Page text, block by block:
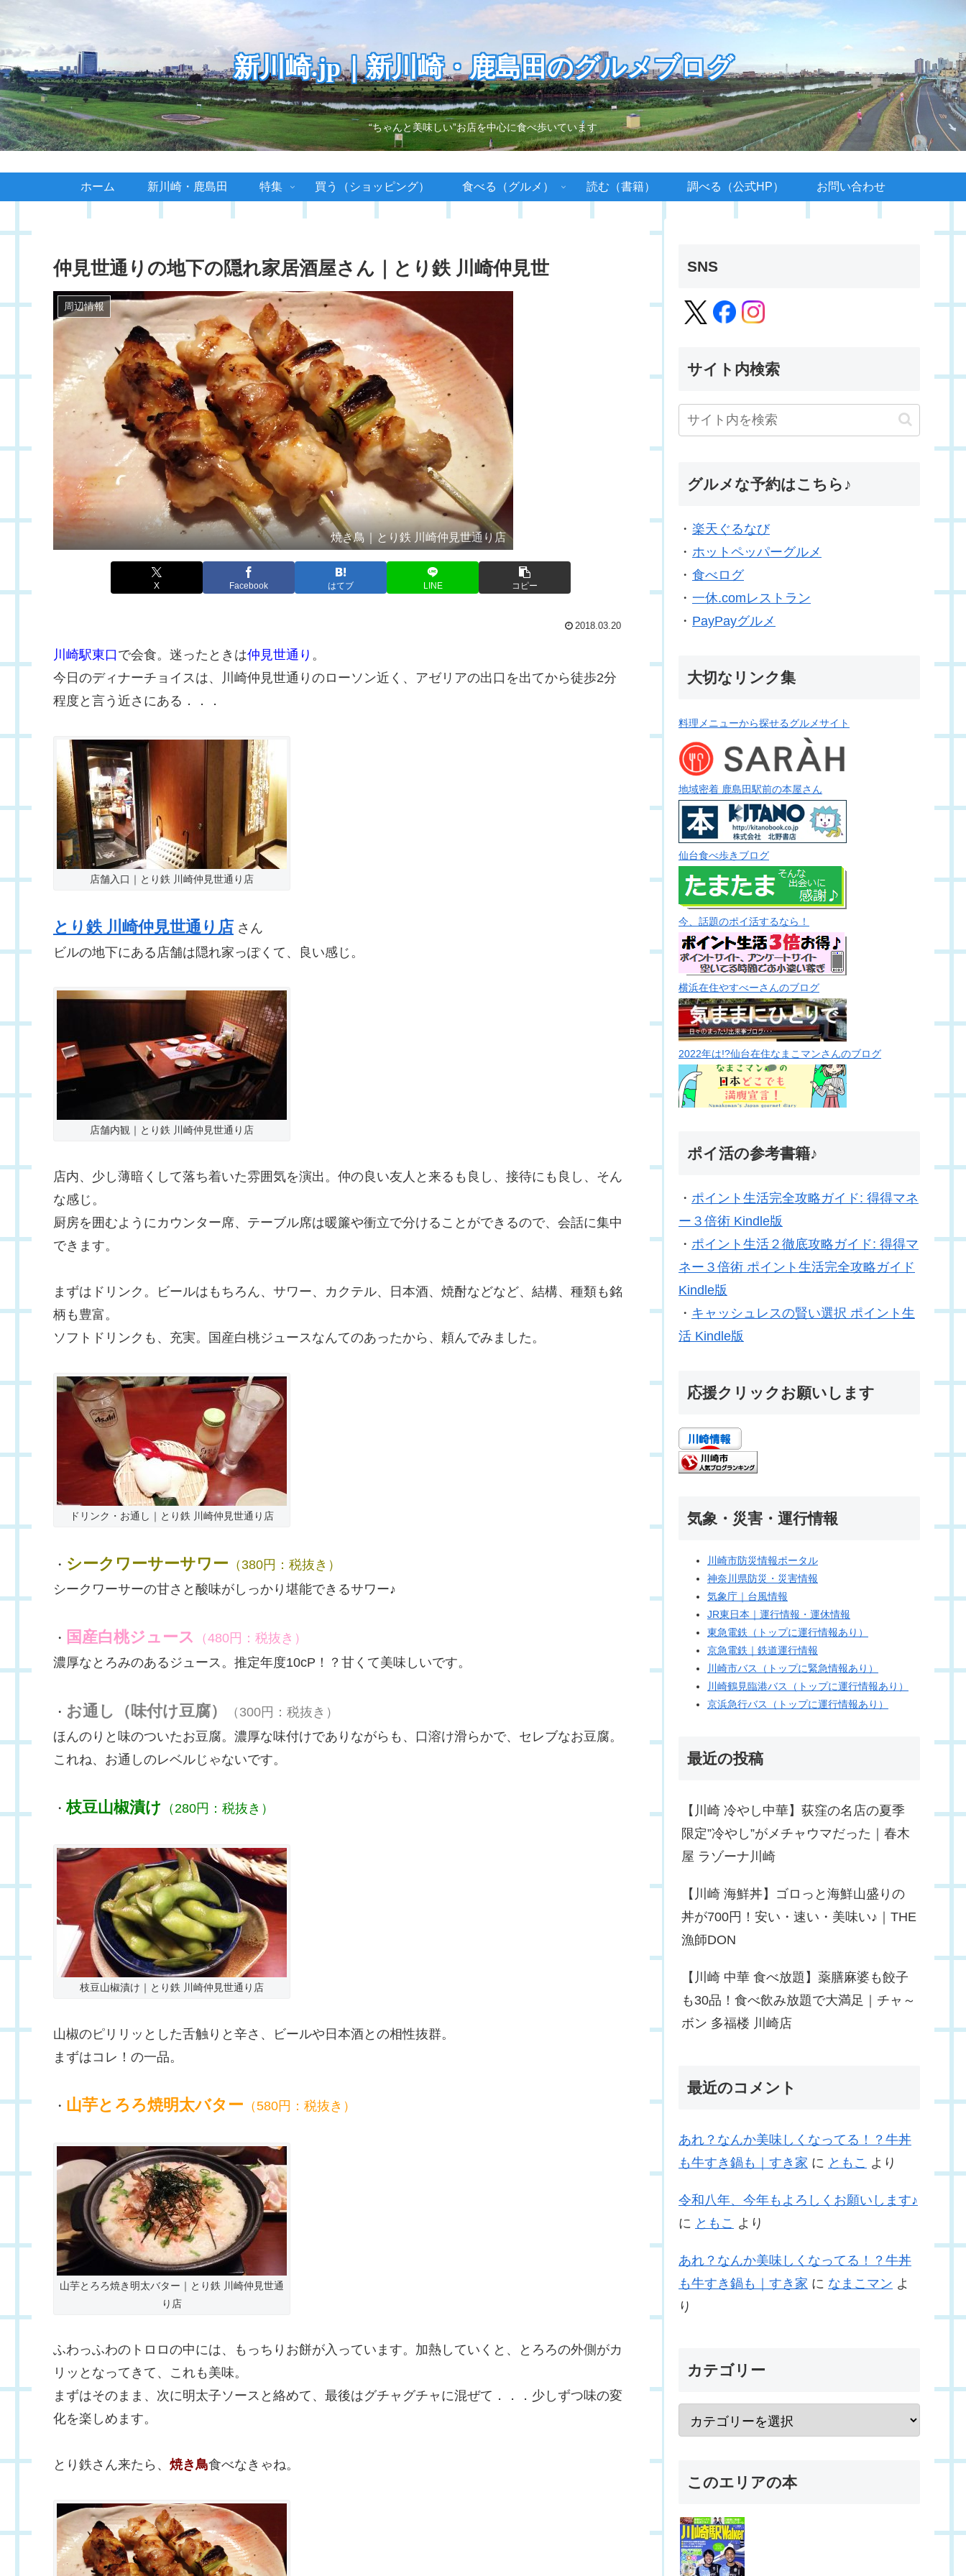
新川崎.jp｜新川崎・鹿島田のグルメブログ
“ちゃんと美味しい”お店を中心に食べ歩いています
ホーム 新川崎・鹿島田 特集 買う（ショッピング） 食べる（グルメ） 読む（書籍） 調べる（公式HP） お問い合わせ
仲見世通りの地下の隠れ家居酒屋さん｜とり鉄 川崎仲見世
周辺情報
焼き鳥｜とり鉄 川崎仲見世通り店
X Facebook はてブ LINE コピー
2018.03.20
川崎駅東口 で会食。迷ったときは仲見世通り 。
今日のディナーチョイスは、川崎仲見世通りのローソン近く、アゼリアの出口を出てから徒歩2分
程度と言う近さにある．．．
店舗入口｜とり鉄 川崎仲見世通り店
とり鉄 川崎仲見世通り店 さん
ビルの地下にある店舗は隠れ家っぽくて、良い感じ。
店舗内観｜とり鉄 川崎仲見世通り店
店内、少し薄暗くして落ち着いた雰囲気を演出。仲の良い友人と来るも良し、接待にも良し、そん
な感じ。
厨房を囲むようにカウンター席、テーブル席は暖簾や衝立で分けることができるので、会話に集中
できます。
まずはドリンク。ビールはもちろん、サワー、カクテル、日本酒、焼酎などなど、結構、種類も銘
柄も豊富。
ソフトドリンクも、充実。国産白桃ジュースなんてのあったから、頼んでみました。
ドリンク・お通し｜とり鉄 川崎仲見世通り店
・ シークワーサーサワー （380円：税抜き）
シークワーサーの甘さと酸味がしっかり堪能できるサワー♪
・ 国産白桃ジュース
（480円：税抜き）
濃厚なとろみのあるジュース。推定年度10cP！？甘くて美味しいです。
・ お通し（味付け豆腐）
（300円：税抜き）
ほんのりと味のついたお豆腐。濃厚な味付けでありながらも、口溶け滑らかで、セレブなお豆腐。
これね、お通しのレベルじゃないです。
・枝豆山椒漬け （280円：税抜き）
枝豆山椒漬け｜とり鉄 川崎仲見世通り店
山椒のピリリッとした舌触りと辛さ、ビールや日本酒との相性抜群。
まずはコレ！の一品。
・ 山芋とろろ焼明太バター （580円：税抜き）
山芋とろろ焼き明太バター｜とり鉄 川崎仲見世通
り店
ふわっふわのトロロの中には、もっちりお餅が入っています。加熱していくと、とろろの外側がカ
リッとなってきて、これも美味。
まずはそのまま、次に明太子ソースと絡めて、最後はグチャグチャに混ぜて．．．少しずつ味の変
化を楽しめます。
とり鉄さん来たら、 焼き鳥食べなきゃね。
SNS
サイト内検索
グルメな予約はこちら♪
・ 楽天ぐるなび
・ ホットペッパーグルメ
・ 食べログ
・ 一休.comレストラン
・ PayPayグルメ
大切なリンク集
料理メニューから探せるグルメサイト
地域密着 鹿島田駅前の本屋さん
仙台食べ歩きブログ
今、話題のポイ活するなら！
横浜在住やすべーさんのブログ
2022年は!?仙台在住なまこマンさんのブログ
ポイ活の参考書籍♪
・ ポイント生活完全攻略ガイド: 得得マネ
ー３倍術 Kindle版
・ ポイント生活２徹底攻略ガイド: 得得マ
ネー３倍術 ポイント生活完全攻略ガイド
Kindle版
・ キャッシュレスの賢い選択 ポイント生
活 Kindle版
応援クリックお願いします
気象・災害・運行情報
川崎市防災情報ポータル
神奈川県防災・災害情報
気象庁｜台風情報
JR東日本｜運行情報・運休情報
東急電鉄（トップに運行情報あり）
京急電鉄｜鉄道運行情報
川崎市バス（トップに緊急情報あり）
川崎鶴見臨港バス（トップに運行情報あり）
京浜急行バス（トップに運行情報あり）
最近の投稿
【川崎 冷やし中華】荻窪の名店の夏季
限定”冷やし”がメチャウマだった｜春木
屋 ラゾーナ川崎
【川崎 海鮮丼】ゴロっと海鮮山盛りの
丼が700円！安い・速い・美味い♪｜THE
漁師DON
【川崎 中華 食べ放題】薬膳麻婆も餃子
も30品！食べ飲み放題で大満足｜チャ～
ボン 多福楼 川崎店
最近のコメント
あれ？なんか美味しくなってる！？牛丼
も牛すき鍋も｜すき家 に ともこ より
令和八年、今年もよろしくお願いします♪
に ともこ より
あれ？なんか美味しくなってる！？牛丼
も牛すき鍋も｜すき家 に なまこマン よ
り
カテゴリー
このエリアの本